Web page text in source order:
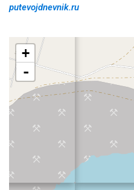
putevojdnevnik.ru
+
-